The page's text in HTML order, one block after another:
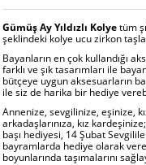
Gümüş Ay Yıldızlı Kolyetüm
şeklindeki kolye ucu zirkon
Bayanların en çok kullandığı
farklı ve şık tasarımları ile
bütçeye uygun aksesuarların
ile siz de harika bir hediye
Annenize, sevgilinize, eşinize,
arkadaşlarınıza, kız
başı hediyesi, 14 Şubat
bayramlarda hediye olarak
boyunlarında taşımalarını